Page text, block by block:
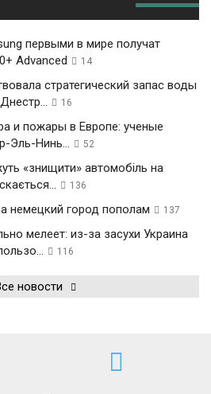
первыми в мире получат
Advanced
14
стратегический запас воды
16
и пожары в Европе: ученые
Эль-Нинь...
52
«знищити» автомобіль на
136
немецкий город пополам 137
мелеет: из-за засухи Украина
116
новости